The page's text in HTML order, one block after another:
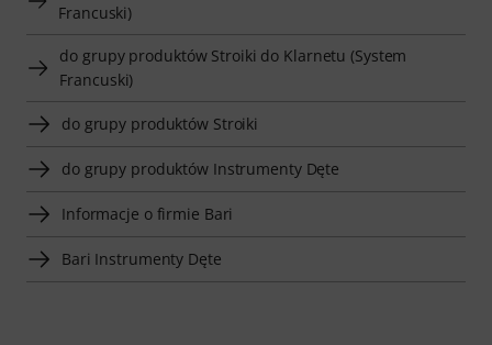
Francuski)
do grupy produktów Stroiki do Klarnetu (System
Francuski)
do grupy produktów Stroiki
do grupy produktów Instrumenty Dęte
Informacje o firmie Bari
Bari Instrumenty Dęte